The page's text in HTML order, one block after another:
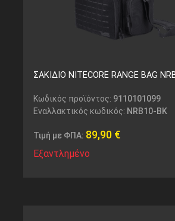
ΣΑΚΙΔΙΟ NITECORE RANGE BAG
Κωδικός προϊόντος: 9110101099
Εναλλακτικός κωδικός: NRB10-BK
Τιμή με ΦΠΑ: 89,90 €
Εξαντλημένο